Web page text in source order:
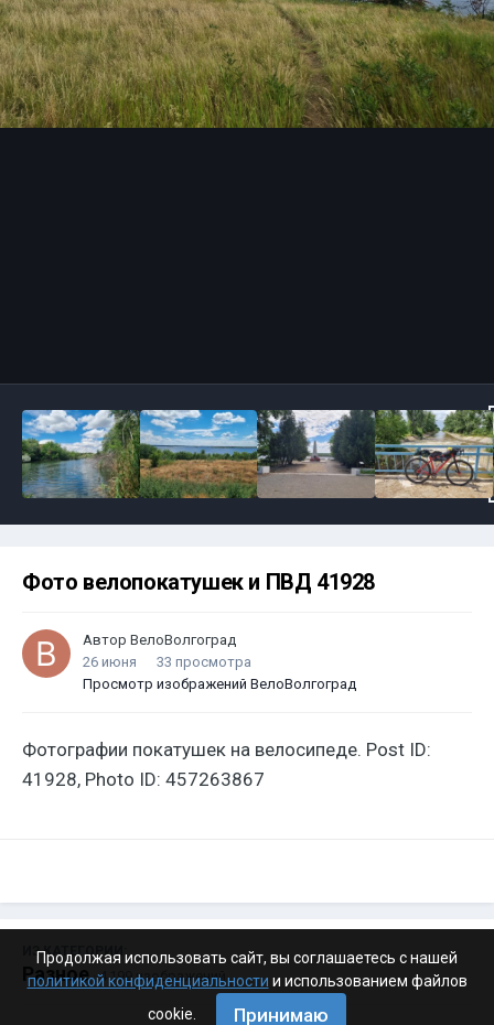
Фото велопокатушек и ПВД 41928
Автор ВелоВолгоград
26 июня
33 просмотра
Просмотр изображений ВелоВолгоград
Фотографии покатушек на велосипеде. Post ID:
41928, Photo ID: 457263867
ИЗ КАТЕГОРИИ:
Разное · 4 199 изображений
Продолжая использовать сайт, вы соглашаетесь с нашей
политикой конфиденциальности и использованием файлов
cookie.
Принимаю